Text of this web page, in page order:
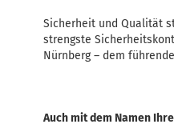
Sicherheit und Qualität
strengste
Nürnberg – dem
Auch mit dem Namen